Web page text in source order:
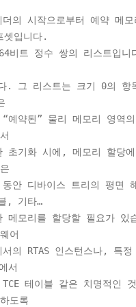
시작으로부터 예약 메모
셋입니다.
트 정수 쌍의 리스트입니
리스트는 크기 0의 항
된” 물리 메모리 영역의
화 시에, 메모리 할당에
디바이스 트리의 평면
, 기타…
리를 할당할 필요가 있
어
RTAS 인스턴스나, 특정
서
테이블 같은 치명적인 것
도록